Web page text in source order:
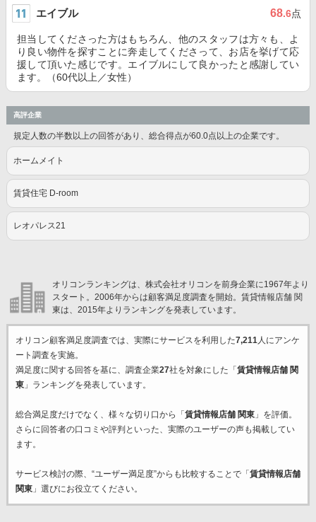
エイブル 68.6点
担当してくださった方はもちろん、他のスタッフは方々も、よ
り良い物件を探すことに奔走してくださって、お店を挙げて応
援して頂いた感じです。エイブルにして良かったと感謝してい
ます。（60代以上／女性）
高評企業
規定人数の半数以上の回答があり、総合得点が60.0点以上の企業です。
ホームメイト
賃貸住宅 D-room
レオパレス21
オリコンランキングは、株式会社オリコンを前身企業に1967年より
スタート。2006年からは顧客満足度調査を開始。賃貸情報店舗 関
東は、2015年よりランキングを発表しています。
オリコン顧客満足度調査では、実際にサービスを利用した7,211人にアンケ
ート調査を実施。
満足度に関する回答を基に、調査企業27社を対象にした「 賃貸情報店舗 関
東」ランキングを発表しています。
総合満足度だけでなく、様々な切り口から「 賃貸情報店舗 関東」を評価。
さらに回答者の口コミや評判といった、実際のユーザーの声も掲載してい
ます。
サービス検討の際、“ユーザー満足度”からも比較することで「 賃貸情報店舗
関東」選びにお役立てください。